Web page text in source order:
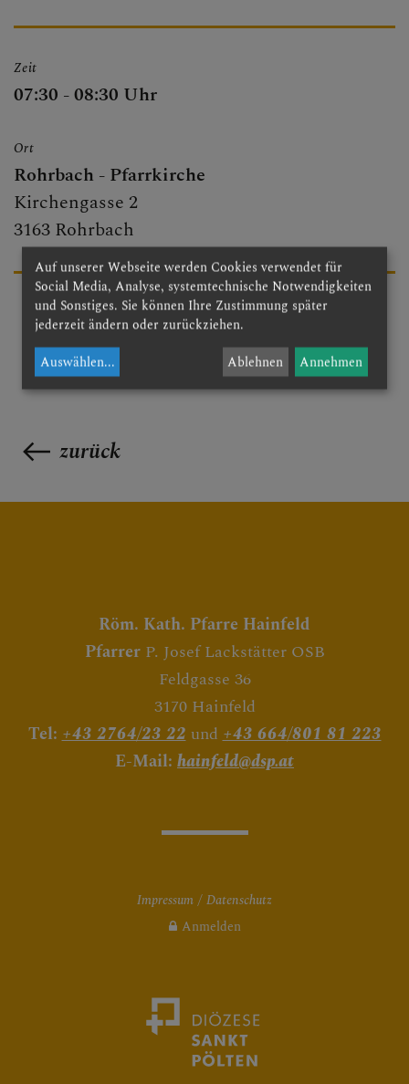
GRUPPEN & RUNDEN
Zeit
07:30 - 08:30 Uhr
Ort
Rohrbach - Pfarrkirche
Kirchengasse 2
3163 Rohrbach
zurück
Röm. Kath. Pfarre Hainfeld
Pfarrer P. Josef Lackstätter OSB
Feldgasse 36
3170 Hainfeld
Tel: +43 2764/23 22und+43 664/801 81 223
E-Mail: hainfeld@dsp.at
Impressum
Datenschutz
Anmelden
Auf unserer Webseite werden Cookies verwendet für
Social Media, Analyse, systemtechnische Notwendigkeiten
und Sonstiges. Sie können Ihre Zustimmung später
jederzeit ändern oder zurückziehen.
Auswählen... Ablehnen Annehmen